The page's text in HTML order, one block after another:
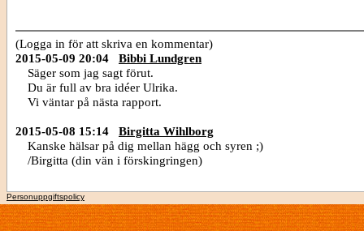
(Logga in för att skriva en kommentar)
2015-05-09 20:04
Bibbi Lundgren
Säger som jag sagt förut.
Du är full av bra idéer Ulrika.
Vi väntar på nästa rapport.
2015-05-08 15:14
Birgitta Wihlborg
Kanske hälsar på dig mellan hägg och syren ;)
/Birgitta (din vän i förskingringen)
Personuppgiftspolicy